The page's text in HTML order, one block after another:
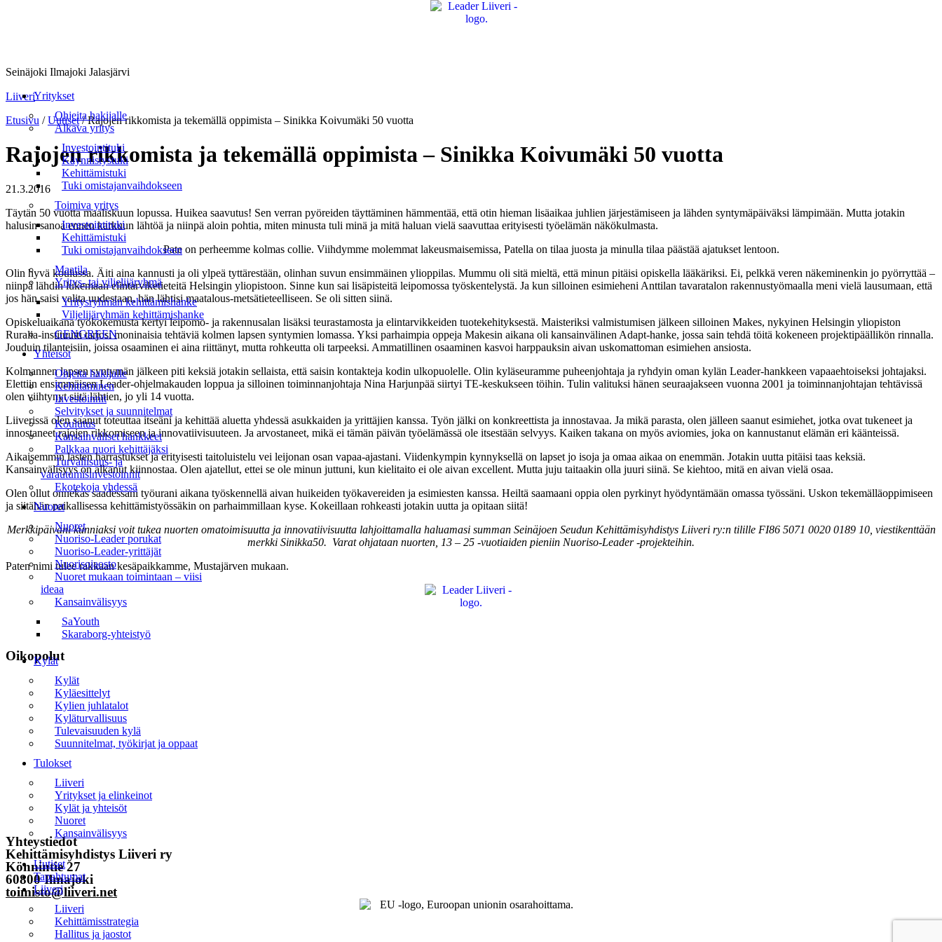
Liiveri
Seinäjoki Ilmajoki Jalasjärvi
ValikkoYritykset
Ohjeita hakijalle
Alkava yritys
Investointituki
Käynnistystuki
Kehittämistuki
Tuki omistajanvaihdokseen
Toimiva yritys
Investointituki
Kehittämistuki
Tuki omistajanvaihdokseen
Maatila
Yritys- tai viljelijäryhmä
Yritysryhmän kehittämishanke
Viljelijäryhmän kehittämishanke
GENGREEN
Yhteisöt
Ohjeita hakijalle
Kehittäminen
Investoinnit
Selvitykset ja suunnitelmat
Koulutus
Kansainväliset hankkeet
Palkkaa nuori kehittäjäksi
Turvallisuus- ja
varautumisinvestoinnit
Ekotekoja yhdessä
Nuoret
Nuoret
Nuoriso-Leader porukat
Nuoriso-Leader-yrittäjät
Nuorisojaosto
Nuoret mukaan toimintaan – viisi
ideaa
Kansainvälisyys
SaYouth
Skaraborg-yhteistyö
Kylät
Kylät
Kyläesittelyt
Kylien juhlatalot
Kyläturvallisuus
Tulevaisuuden kylä
Suunnitelmat, työkirjat ja oppaat
Tulokset
Liiveri
Yritykset ja elinkeinot
Kylät ja yhteisöt
Nuoret
Kansainvälisyys
ValikkoUutiset
Tapahtumat
Liiveri
Liiveri
Kehittämisstrategia
Hallitus ja jaostot
Etusivu /Uutiset/Rajojen rikkomista ja tekemällä oppimista – Sinikka Koivumäki 50 vuotta
Rajojen rikkomista ja tekemällä oppimista – Sinikka Koivumäki 50 vuotta
21.3.2016
Täytän 50 vuotta maaliskuun lopussa. Huikea saavutus! Sen verran pyöreiden täyttäminen hämmentää, että otin hieman lisäaikaa juhlien järjestämiseen ja lähden syntymäpäiväksi lämpimään. Mutta jotakin
halusin sanoa ennen karkuun lähtöä ja niinpä aloin pohtia, miten minusta tuli minä ja mitä haluan vielä saavuttaa erityisesti työelämän näkökulmasta.
Pate on perheemme kolmas collie. Viihdymme molemmat lakeusmaisemissa, Patella on tilaa juosta ja minulla tilaa päästää ajatukset lentoon.
Olin hyvä koulussa. Äiti aina kannusti ja oli ylpeä tyttärestään, olinhan suvun ensimmäinen ylioppilas. Mummu oli sitä mieltä, että minun pitäisi opiskella lääkäriksi. Ei, pelkkä veren näkeminenkin jo pyörryttää –
niinpä lähdin lukemaan elintarviketieteitä Helsingin yliopistoon. Sinne kun sai lisäpisteitä leipomossa työskentelystä. Ja kun silloinen esimieheni Anttilan tavaratalon rakennustyömaalla meni vielä lausumaan, että
jos hän saisi valita uudestaan, hän lähtisi maatalous-metsätieteelliseen. Se oli sitten siinä.
Opiskeluaikana työkokemusta kertyi leipomo- ja rakennusalan lisäksi teurastamosta ja elintarvikkeiden tuotekehityksestä. Maisteriksi valmistumisen jälkeen silloinen Makes, nykyinen Helsingin yliopiston
Ruralia-instituutti tarjosi moninaisia tehtäviä kolmen lapsen syntymien lomassa. Yksi parhaimpia oppeja Makesin aikana oli kansainvälinen Adapt-hanke, jossa sain tehdä töitä kokeneen projektipäällikön rinnalla.
Jouduin tilanteisiin, joissa osaaminen ei aina riittänyt, mutta rohkeutta oli tarpeeksi. Ammatillinen osaaminen kasvoi harppauksin aivan uskomattoman esimiehen ansiosta.
Kolmannen lapsen syntymän jälkeen piti keksiä jotakin sellaista, että saisin kontakteja kodin ulkopuolelle. Olin kyläseuramme puheenjohtaja ja ryhdyin oman kylän Leader-hankkeen vapaaehtoiseksi johtajaksi.
Elettiin ensimmäisen Leader-ohjelmakauden loppua ja silloinen toiminnanjohtaja Nina Harjunpää siirtyi TE-keskukseen töihin. Tulin valituksi hänen seuraajakseen vuonna 2001 ja toiminnanjohtajan tehtävissä
olen viihtynyt siitä lähtien, jo yli 14 vuotta.
Liiverissä olen saanut toteuttaa itseäni ja kehittää aluetta yhdessä asukkaiden ja yrittäjien kanssa. Työn jälki on konkreettista ja innostavaa. Ja mikä parasta, olen jälleen saanut esimiehet, jotka ovat tukeneet ja
innostaneet rajojen rikkomiseen ja innovatiivisuuteen. Ja arvostaneet, mikä ei tämän päivän työelämässä ole itsestään selvyys. Kaiken takana on myös aviomies, joka on kannustanut elämän eri käänteissä.
Aikaisemmin lasten harrastukset ja erityisesti taitoluistelu vei leijonan osan vapaa-ajastani. Viidenkympin kynnyksellä on lapset jo isoja ja omaa aikaa on enemmän. Jotakin uutta pitäisi taas keksiä.
Kansainvälisyys on alkanut kiinnostaa. Olen ajatellut, ettei se ole minun juttuni, kun kielitaito ei ole aivan excellent. Mutta juju taitaakin olla juuri siinä. Se kiehtoo, mitä en aivan vielä osaa.
Olen ollut onnekas saadessani työurani aikana työskennellä aivan huikeiden työkavereiden ja esimiesten kanssa. Heiltä saamaani oppia olen pyrkinyt hyödyntämään omassa työssäni. Uskon tekemälläoppimiseen
ja siitähän paikallisessa kehittämistyössäkin on parhaimmillaan kyse. Kokeillaan rohkeasti jotakin uutta ja opitaan siitä!
Merkkipäiväni kunniaksi voit tukea nuorten omatoimisuutta ja innovatiivisuutta lahjoittamalla haluamasi summan Seinäjoen Seudun Kehittämisyhdistys Liiveri ry:n tilille FI86 5071 0020 0189 10, viestikenttään
merkki Sinikka50. Varat ohjataan nuorten, 13 – 25 -vuotiaiden pieniin Nuoriso-Leader -projekteihin.
Paten nimi tulee rakkaan kesäpaikkamme, Mustajärven mukaan.
Oikopolut
Etusivu
Uutiset
Tapahtumat
Liiveri
Yhteystiedot
Tilaa uutiskirje
Yhteystiedot
Kehittämisyhdistys Liiveri ry
Könnintie 27
60800 Ilmajoki
toimisto@liiveri.net